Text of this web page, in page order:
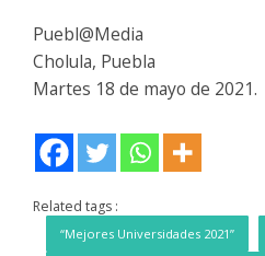
Puebl@Media
Cholula, Puebla
Martes 18 de mayo de 2021.
Related tags :
“Mejores Universidades 2021”